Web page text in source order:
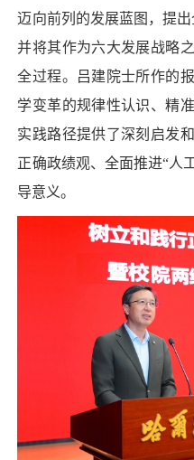
迈向前列的发展蓝图，提
并将其作为六大发展战略
全过程。吕建院士所作的
学变革的规律性认识、精
实践路径提供了深刻启发
正确政绩观、全面推进“人
导意义。